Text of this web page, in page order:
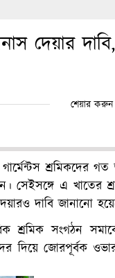
দেয়ার দাবি,
শেয়ার করুন
গার্মেন্টস
সেইসঙ্গে এ খাতের
দাবি জানানো
শ্রমিক সংগঠন
দিয়ে জোরপূর্বক